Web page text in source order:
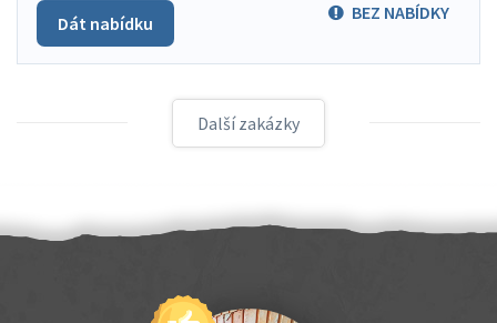
BEZ NABÍDKY
Dát nabídku
Další zakázky